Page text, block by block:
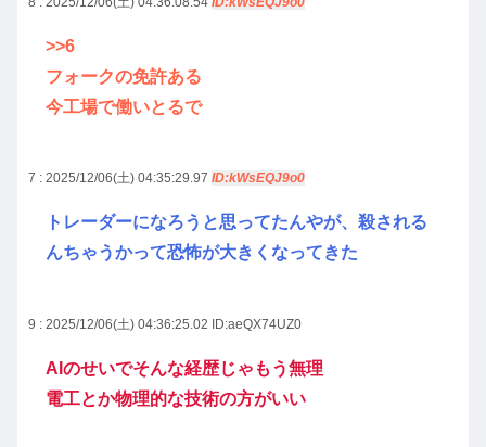
>>6
フォークの免許ある
今工場で働いとるで
7 : 2025/12/06(土) 04:35:29.97 ID:kWsEQJ9o0
トレーダーになろうと思ってたんやが、殺される
んちゃうかって恐怖が大きくなってきた
9 : 2025/12/06(土) 04:36:25.02 ID:aeQX74UZ0
AIのせいでそんな経歴じゃもう無理
電工とか物理的な技術の方がいい